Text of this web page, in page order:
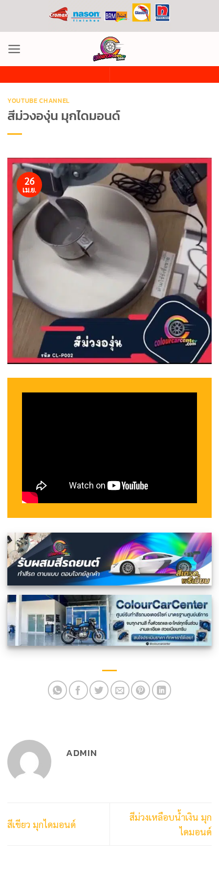
เนื้อหา
YOUTUBE CHANNEL
สีม่วงองุ่น มุกไดมอนด์
26
เม.ย.
ADMIN
สีเขียว มุกไดมอนด์
สีม่วงเหลือบน้ำเงิน มุก
ไดมอนด์